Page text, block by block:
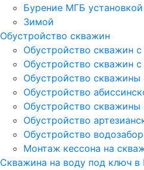
Бурение МГБ установкой
Зимой
Обустройство скважин
Обустройство скважин
Обустройство скважин
Обустройство
Обустройство
Обустройство
Обустройство
Обустройство
Монтаж кессона на
Скважина на воду под ключ